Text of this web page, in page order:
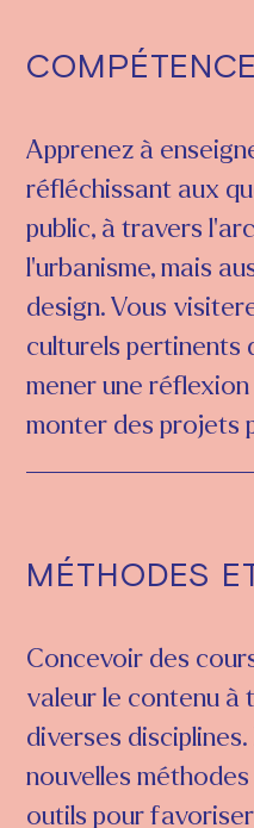
Apprenez à
réfléchissant aux
public, à travers
l'urbanisme, mais
design. Vous
culturels pertinents
mener une
monter des projets
MÉTHODES
Concevoir des
valeur le contenu à
diverses
nouvelles
outils pour